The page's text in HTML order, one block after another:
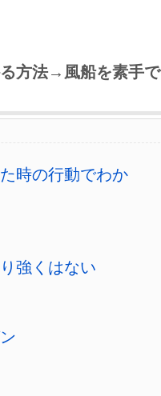
方法→風船を素手で
時の行動でわか
強くはない